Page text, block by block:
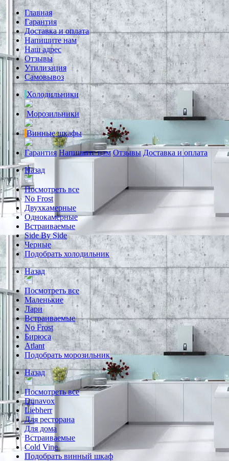
Главная
Гарантия
Доставка и оплата
Напишите нам
Наш адрес
Отзывы
Утилизация
Самовывоз
Холодильники
Морозильники
Винные шкафы
Гарантия Напишите нам Отзывы Доставка и оплата
Назад
Посмотреть все
No Frost
Двухкамерные
Однокамерные
Встраиваемые
Side By Side
Черные
Подобрать холодильник
Назад
Посмотреть все
Маленькие
Лари
Встраиваемые
No Frost
Бирюса
Atlant
Подобрать морозильник
Назад
Посмотреть все
Dunavox
Liebherr
Для ресторана
Для дома
Встраиваемые
Cold Vine
Подобрать винный шкаф